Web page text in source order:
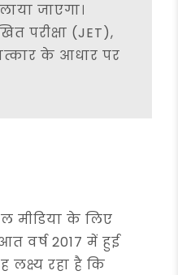
जाएगा।
परीक्षा (JET),
के आधार पर
मीडिया के लिए
वर्ष 2017 में हुई
लक्ष्य रहा है कि